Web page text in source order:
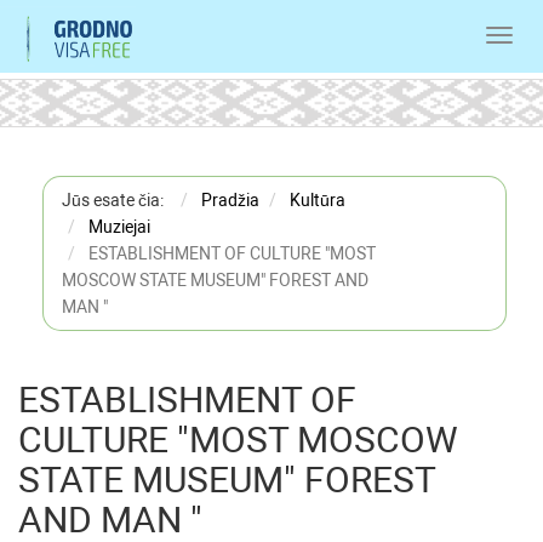
Jūs esate čia: Pradžia
Kultūra
Muziejai
ESTABLISHMENT OF CULTURE "MOST
MOSCOW STATE MUSEUM" FOREST AND
MAN "
ESTABLISHMENT OF
CULTURE "MOST MOSCOW
STATE MUSEUM" FOREST
AND MAN "